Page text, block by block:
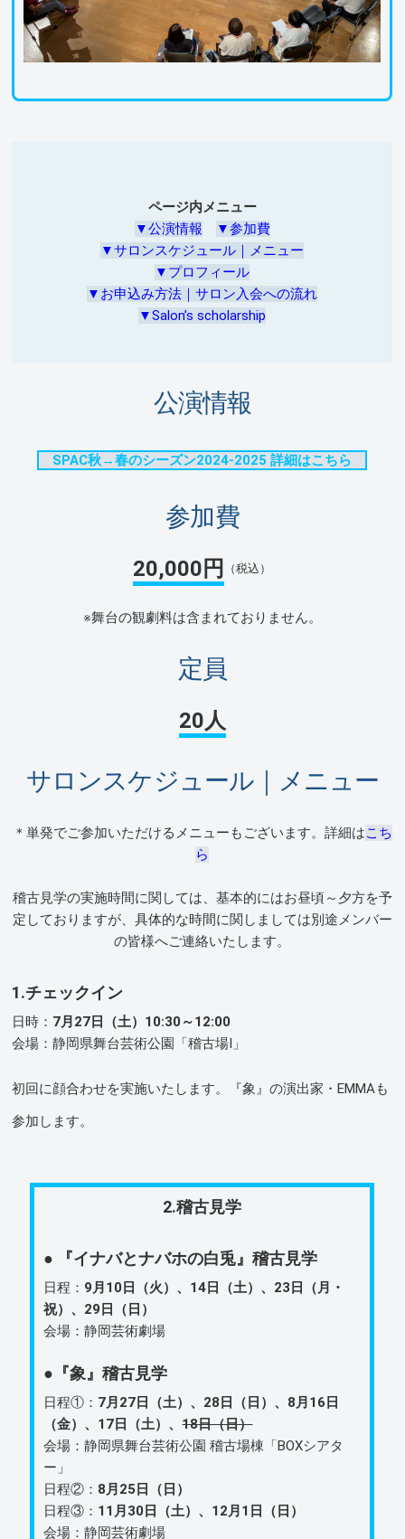
ページ内メニュー
▼公演情報
▼参加費
▼サロンスケジュール｜メニュー
▼プロフィール
▼お申込み方法｜サロン入会への流れ
▼Salon’s scholarship
公演情報
SPAC秋→春のシーズン2024-2025 詳細はこちら
参加費
20,000円 （税込）
※舞台の観劇料は含まれておりません。
定員
20人
サロンスケジュール｜メニュー
＊単発でご参加いただけるメニューもございます。詳細はこち
ら
稽古見学の実施時間に関しては、基本的にはお昼頃～夕方を予
定しておりますが、具体的な時間に関しましては別途メンバー
の皆様へご連絡いたします。
1.チェックイン
日時： 7月27日（土）10:30～12:00
会場：静岡県舞台芸術公園「稽古場Ⅰ」
初回に顔合わせを実施いたします。『象』の演出家・EMMAも
参加します。
2.稽古見学
● 『イナバとナバホの白兎』稽古見学
日程： 9月10日（火）、14日（土）、23日（月・
祝）、29日（日）
会場：静岡芸術劇場
●『象』稽古見学
日程①： 7月27日（土）、28日（日）、8月16日
（金）、17日（土）、18日（日）
会場：静岡県舞台芸術公園 稽古場棟「BOXシアタ
ー」
日程②： 8月25日（日）
日程③： 11月30日（土）、12月1日（日）
会場：静岡芸術劇場